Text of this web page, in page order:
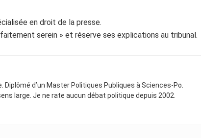
en droit de la presse.
serein » et réserve ses explications au tribunal.
Diplômé d’un Master Politiques Publiques à Sciences-Po.
large. Je ne rate aucun débat politique depuis 2002.